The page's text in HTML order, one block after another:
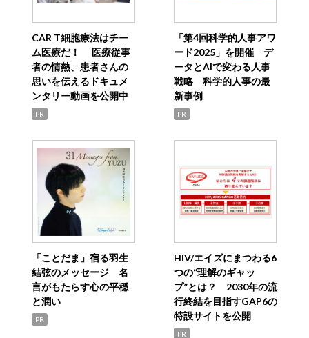
CAR T細胞療法はチー
ム医療だ！ 医療従事
者の情熱、患者さんの
思いを伝えるドキュメ
ンタリー動画を公開中
PR
「第4回科学的人事アワ
ード2025」を開催 デ
ータとAIで変わる人事
戦略 科学的人事の最
新事例
PR
「ことだま」宿る羽生
結弦のメッセージ 名
言がもたらす心の平穏
と潤い
PR
HIV/エイズにまつわる6
つの“理解のギャッ
プ”とは？ 2030年の流
行終結を目指すGAP6の
特設サイトを公開
PR